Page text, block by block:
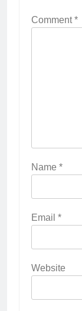
Comment*
Name *
Email *
Website